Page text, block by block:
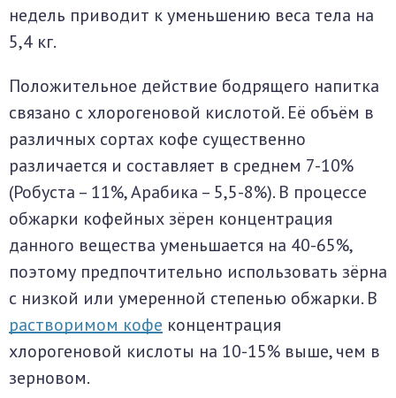
недель приводит к уменьшению веса тела на
5,4 кг.
Положительное действие бодрящего напитка
связано с хлорогеновой кислотой. Её объём в
различных сортах кофе существенно
различается и составляет в среднем 7-10%
(Робуста – 11%, Арабика – 5,5-8%). В процессе
обжарки кофейных зёрен концентрация
данного вещества уменьшается на 40-65%,
поэтому предпочтительно использовать зёрна
с низкой или умеренной степенью обжарки. В
растворимом кофе концентрация
хлорогеновой кислоты на 10-15% выше, чем в
зерновом.